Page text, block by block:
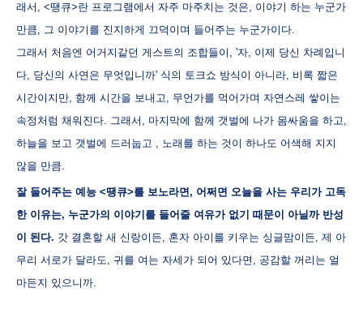
래서, <땡큐>란 프로그램에서 자주 마주치는 것은, 이야기 하는 누군가
만큼, 그 이야기를 진지하게 끄덕이며 들어주는 누군가이다.
그래서 처음엔 어거지같던 게스트의 조합들이, '자, 이제 당신 차례입니
다, 당신의 사연은 무엇입니까' 식의 토크쇼 방식이 아니라, 비록 짧은
시간이지만, 함께 시간을 보내고, 무언가를 먹어가며 자연스레 쌓이는
속정처럼 채워진다. 그래서, 마지막에 함께 갯벌에 나가 몸싸움을 하고,
하늘을 보고 갯벌에 드러눕고 , 노래를 하는 것이 하나도 어색해 지지
않을 만큼.
잘 들어주는 예능 <땡큐>를 보노라면, 어쩌면 오늘을 사는 우리가 고독
한 이유는, 누군가의 이야기를 들어줄 여유가 없기 때문이 아닐까 반성
이 된다. 갓 결혼할 새 신랑이든, 혼자 아이를 키우는 싱글맘이든, 제 아
무리 서로가 달라도, 귀를 여는 자세가 되어 있다면, 공감할 꺼리는 얼
마든지 있으니까.